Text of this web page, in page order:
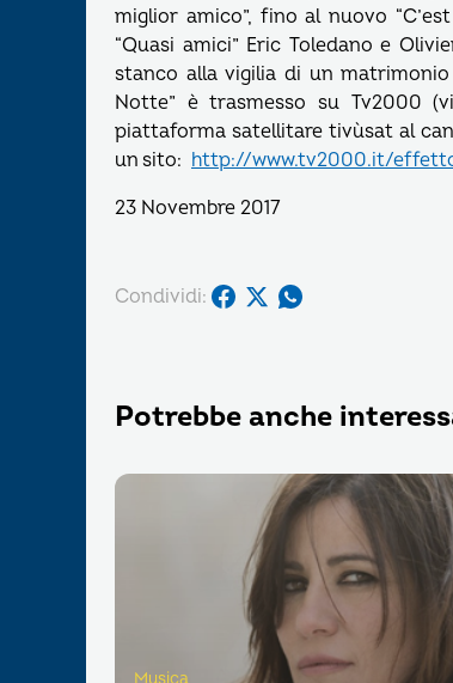
miglior amico”, fino al nuovo
“Quasi amici” Eric Toledano e
stanco alla vigilia di un
Notte” è trasmesso su Tv2000
piattaforma satellitare tivùsat al
un sito: http://www.tv2000.it/
23 Novembre 2017
Condividi:
Potrebbe anche
Musica